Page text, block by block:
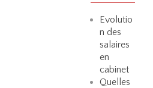
Evolutio
n des
salaires
en
cabinet
Quelles